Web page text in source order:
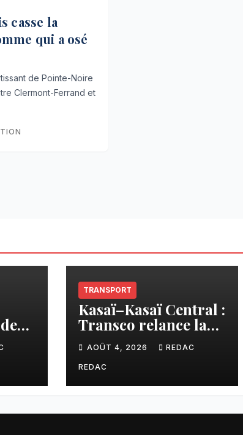
casse la
qui a osé
de Pointe-Noire
Clermont-Ferrand et
TRANSPORT
Kasaï–Kasaï Central :
Transco relance la
liaison Tshikapa–
Tshiamu pour
faciliter les échanges
AOÛT 4, 2026 REDAC
REDAC